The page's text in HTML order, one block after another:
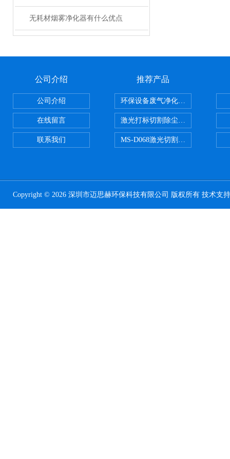
无耗材烟雾净化器有什么优点
公司介绍
公司介绍
在线留言
联系我们
推荐产品
环保设备废气净化处理设备
激光打标切割除尘设备
MS-D068激光切割亚克力烟雾净化
Copyright © 2026 深圳市迈思赫环保科技有限公司 版权所有 技术支